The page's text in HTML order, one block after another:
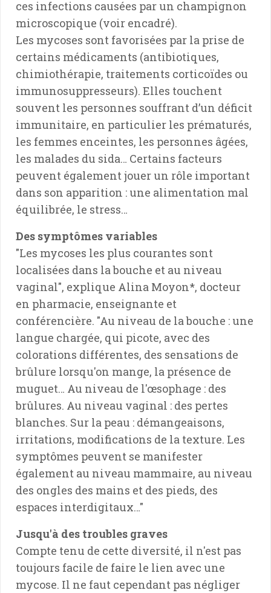
ces infections causées par un champignon
microscopique (voir encadré).
Les mycoses sont favorisées par la prise de
certains médicaments (antibiotiques,
chimiothérapie, traitements corticoïdes ou
immunosuppresseurs). Elles touchent
souvent les personnes souffrant d’un déficit
immunitaire, en particulier les prématurés,
les femmes enceintes, les personnes âgées,
les malades du sida… Certains facteurs
peuvent également jouer un rôle important
dans son apparition : une alimentation mal
équilibrée, le stress…
Des symptômes variables
"Les mycoses les plus courantes sont
localisées dans la bouche et au niveau
vaginal", explique Alina Moyon*, docteur
en pharmacie, enseignante et
conférencière. "Au niveau de la bouche : une
langue chargée, qui picote, avec des
colorations différentes, des sensations de
brûlure lorsqu'on mange, la présence de
muguet… Au niveau de l'œsophage : des
brûlures. Au niveau vaginal : des pertes
blanches. Sur la peau : démangeaisons,
irritations, modifications de la texture. Les
symptômes peuvent se manifester
également au niveau mammaire, au niveau
des ongles des mains et des pieds, des
espaces interdigitaux…"
Jusqu'à des troubles graves
Compte tenu de cette diversité, il n'est pas
toujours facile de faire le lien avec une
mycose. Il ne faut cependant pas négliger